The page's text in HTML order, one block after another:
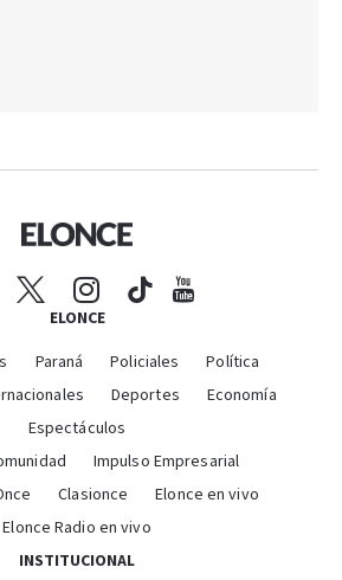
ELONCE
Paraná Policiales
Política
Deportes
Economía
Espectáculos
Impulso Empresarial
Clasionce
Elonce en vivo
Elonce Radio en vivo
INSTITUCIONAL